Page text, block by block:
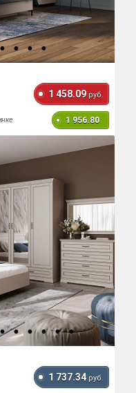
1 458.09 руб.
1 956.80
1 737.34 руб.